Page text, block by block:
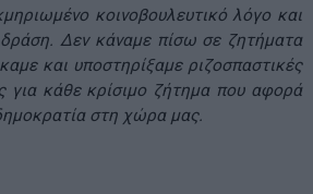
κοινοβουλευτικό λόγο και
δράση. Δεν κάναμε πίσω σε ζητήματα
και υποστηρίξαμε ριζοσπαστικές
για κάθε κρίσιμο ζήτημα που αφορά
στη χώρα μας.